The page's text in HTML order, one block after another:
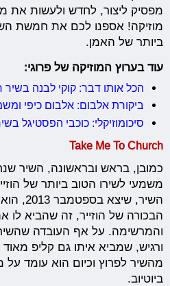
מפסיק ליצור, לחדש ולעשות את
מוזיקה! אספנו לכם את חמשת
ביותר של האמן.
עוד בערוץ המוזיקה של פרוגי:
הכל אותו דבר: קוקי לבנה
ביקורת אלבום: אלבום כיפי
סיכומוזיקלי: כוכבי הפסטיגל
Take Me To Church
כמובן, בראש ובראשונה, השיר
השיר,
הבכורה של הוזייר, זה שהביא לו
והמרשימה. על אף העובדה
ורגיש, שמביא איתו גם קליפ
ביוטיוב.